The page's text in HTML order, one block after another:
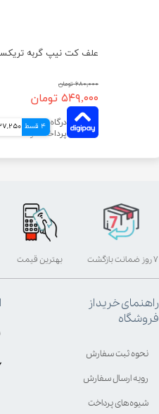
علف کت نیپ گربه تریکسی
۶۸۰,۰۰۰ تومان
۵۴۹,۰۰۰ تومان
4 قسط 137,250
بهترین قیمت ۷ روز ضمانت بازگشت
راهنمای خرید از
فروشگاه
نحوه ثبت سفارش
رویه ارسال سفارش
شیوه‌های پرداخت